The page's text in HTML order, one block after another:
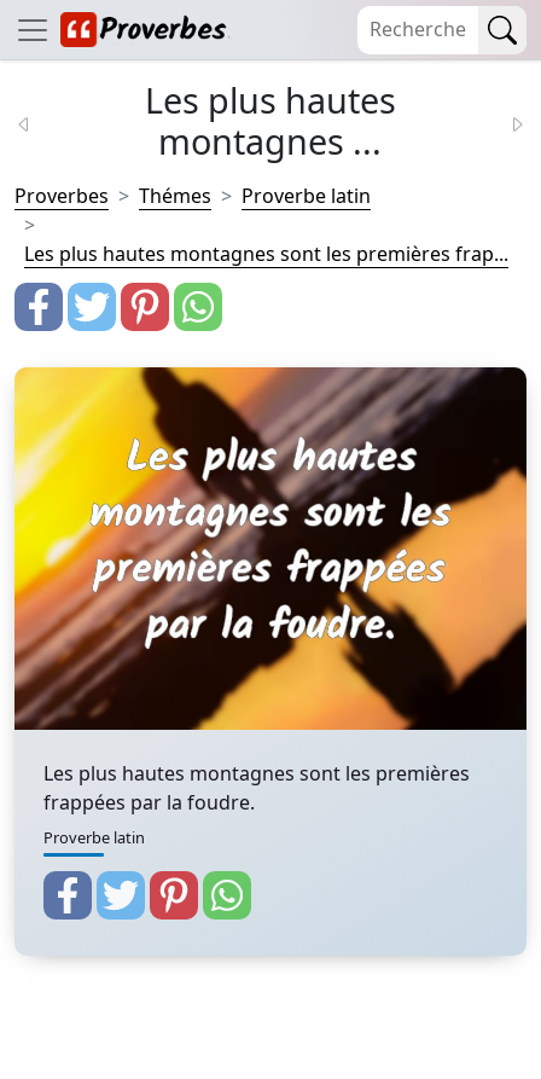
Les plus hautes
montagnes ...
Proverbes Thémes Proverbe latin
Les plus hautes montagnes sont les premières frap...
Les plus hautes montagnes sont les premières
frappées par la foudre.
Proverbe latin